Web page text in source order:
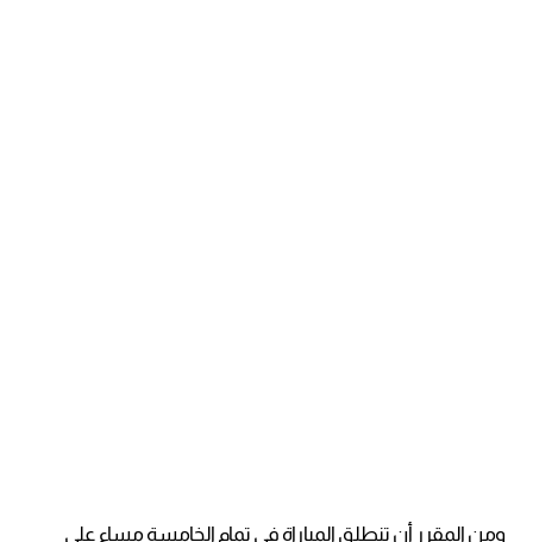
ومن المقرر أن تنطلق المباراة في تمام الخامسة مساء علي